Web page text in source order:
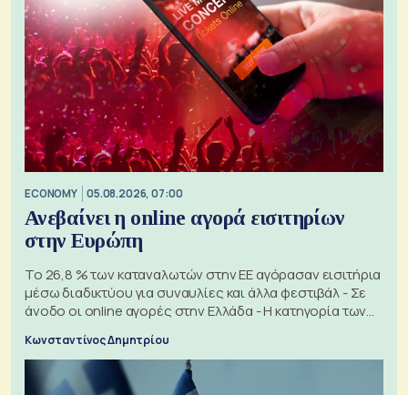
ECONOMY 05.08.2026, 07:00
Ανεβαίνει η online αγορά εισιτηρίων
στην Ευρώπη
Το 26,8 % των καταναλωτών στην ΕΕ αγόρασαν εισιτήρια
μέσω διαδικτύου για συναυλίες και άλλα φεστιβάλ - Σε
άνοδο οι online αγορές στην Ελλάδα - Η κατηγορία των
Κωνσταντίνος Δημητρίου